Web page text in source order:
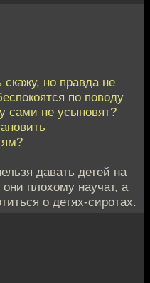
скажу, но правда не
по поводу
сами не усыновят?
давать детей на
плохому научат, а
о детях-сиротах.